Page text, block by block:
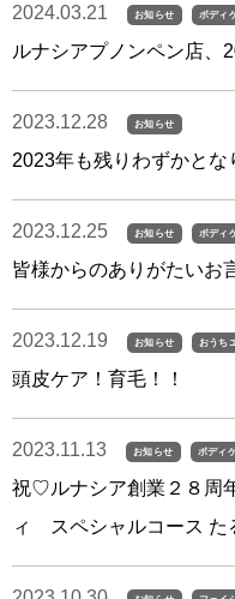
2024.03.21 お知らせ ボディ
ルナシアプノンペン店、
2023.12.28 お知らせ
2023年も残りわずかとな
2023.12.25 お知らせ ボディ
皆様からのありがたいお
2023.12.19 お知らせ おうち
頭皮ケア！育毛！！
2023.11.13 お知らせ ボディ
祝♡ルナシア創業２８周
ィ スペシャルコース た